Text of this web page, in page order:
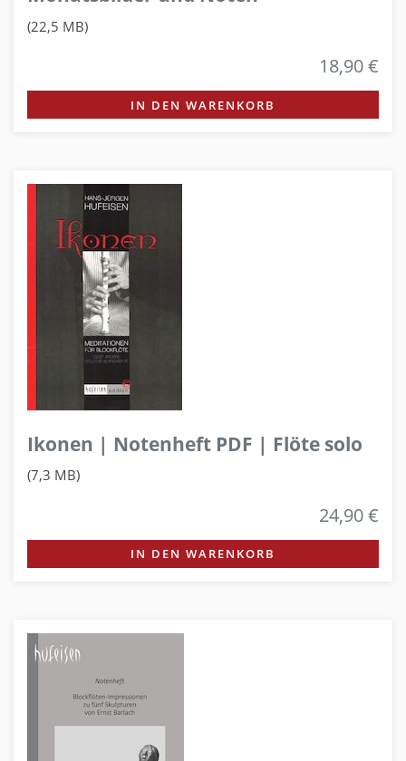
(22,5 MB)
18,90 €
IN DEN WARENKORB
Ikonen | Notenheft PDF | Flöte solo
(7,3 MB)
24,90 €
IN DEN WARENKORB